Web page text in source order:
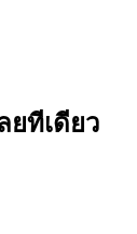
ยทีเดียว